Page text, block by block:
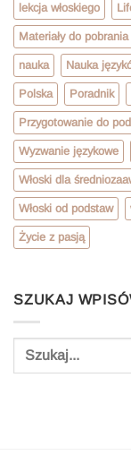
lekcja włoskiego
Materiały do pobrania
nauka Nauka
Polska Poradnik
Przygotowanie do
Wyzwanie językowe
Włoski dla
Włoski od podstaw
Życie z pasją
SZUKAJ